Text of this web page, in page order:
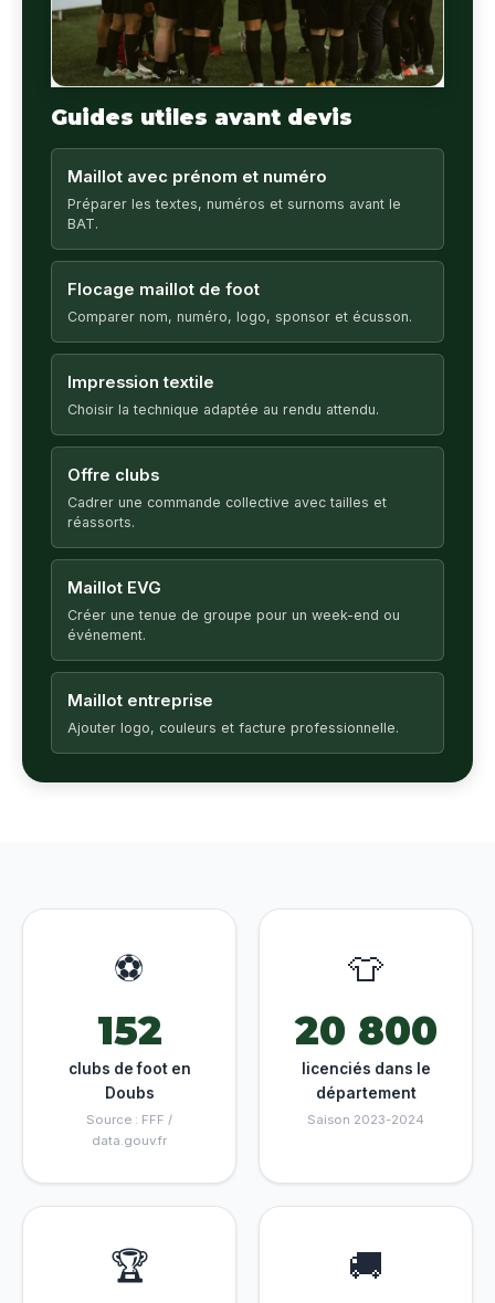
Guides utiles avant devis
Maillot avec prénom et numéro
Préparer les textes, numéros et surnoms avant le
BAT.
Flocage maillot de foot
Comparer nom, numéro, logo, sponsor et écusson.
Impression textile
Choisir la technique adaptée au rendu attendu.
Offre clubs
Cadrer une commande collective avec tailles et
réassorts.
Maillot EVG
Créer une tenue de groupe pour un week-end ou
événement.
Maillot entreprise
Ajouter logo, couleurs et facture professionnelle.
⚽
152
clubs de foot en
Doubs
Source : FFF /
data.gouv.fr
👕
20 800
licenciés dans le
département
Saison 2023-2024
🏆 🚚